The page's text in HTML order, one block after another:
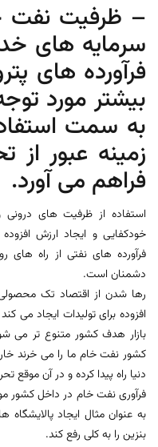
– ظرفیت نفت
سرمایه های
فرآورده های
بیشتر مورد
به سمت
زمینه عبور از
فراهم می آورد.
استفاده از ظرفیت های
خودکفایی و ایجاد ارزش
فرآورده های نفتی از راه های
دشمنان است.
رها شدن از اقتصاد تک محصولی
افزوده برای تولیدات ایجاد می
بازار هدف کشور متنوع تر می
کشور نفت خام ما را می خرند
دنیا راه پیدا کرده و در آن
فرآوری نفت خام در داخل کشور
به عنوان مثال ایجاد
بنزین را به کلی رفع کند.